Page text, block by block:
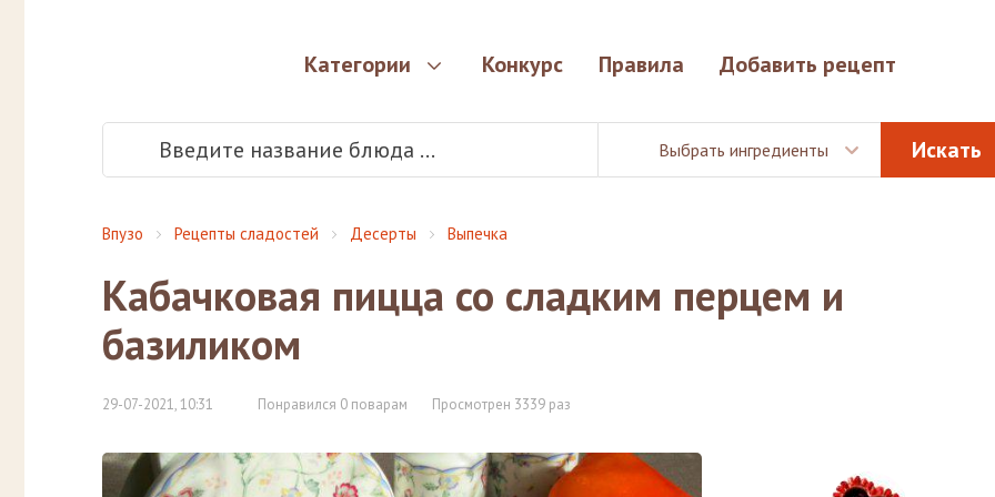
Категории Конкурс Правила Добавить рецепт
Выбрать ингредиенты
Впузо Рецепты сладостей Десерты Выпечка
Кабачковая пицца со сладким перцем и
базиликом
29-07-2021, 10:31 Понравился 0 поварам Просмотрен 3339 раз